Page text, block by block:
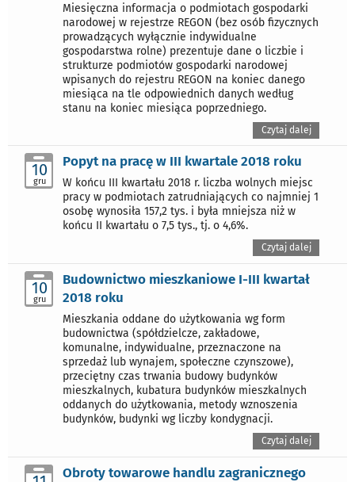
Miesięczna informacja o podmiotach gospodarki
narodowej w rejestrze REGON (bez osób fizycznych
prowadzących wyłącznie indywidualne
gospodarstwa rolne) prezentuje dane o liczbie i
strukturze podmiotów gospodarki narodowej
wpisanych do rejestru REGON na koniec danego
miesiąca na tle odpowiednich danych według
stanu na koniec miesiąca poprzedniego.
Czytaj dalej
10
gru
Popyt na pracę w III kwartale 2018 roku
W końcu III kwartału 2018 r. liczba wolnych miejsc
pracy w podmiotach zatrudniających co najmniej 1
osobę wynosiła 157,2 tys. i była mniejsza niż w
końcu II kwartału o 7,5 tys., tj. o 4,6%.
Czytaj dalej
10
gru
Budownictwo mieszkaniowe I-III kwartał
2018 roku
Mieszkania oddane do użytkowania wg form
budownictwa (spółdzielcze, zakładowe,
komunalne, indywidualne, przeznaczone na
sprzedaż lub wynajem, społeczne czynszowe),
przeciętny czas trwania budowy budynków
mieszkalnych, kubatura budynków mieszkalnych
oddanych do użytkowania, metody wznoszenia
budynków, budynki wg liczby kondygnacji.
Czytaj dalej
Obroty towarowe handlu zagranicznego